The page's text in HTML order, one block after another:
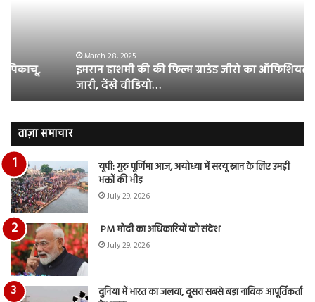
ऑफिशियल
जारी,
वीडियो…
March 28, 2025
इमरान हाशमी की की फिल्म ग्राउंड जीरो का ऑफिशियल टीजर
जारी, देंखे वीडियो…
ताज़ा समाचार
यूपी: गुरु पूर्णिमा आज, अयोध्या में सरयू स्नान के लिए उमड़ी
भक्तों की भीड़
July 29, 2026
PM मोदी का अधिकारियों को संदेश
July 29, 2026
दुनिया में भारत का जलवा, दूसरा सबसे बड़ा नाविक आपूर्तिकर्ता